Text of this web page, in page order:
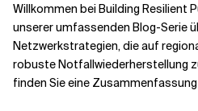
Willkommen bei Building Resilient
unserer umfassenden Blog-Serie
Netzwerkstrategien, die auf
robuste Notfallwiederherstellung
finden Sie eine